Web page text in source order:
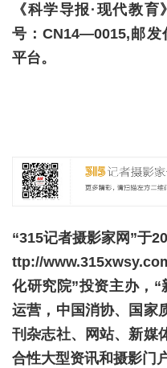
《科学导报 · 现代教育》
号：CN14—0015,邮
平台。
“315记者摄影家网”于
ttp://
化研究院”投资主办，
运营，中国消协、国家
刊杂志社、网站、新媒
合性大型资讯和摄影门